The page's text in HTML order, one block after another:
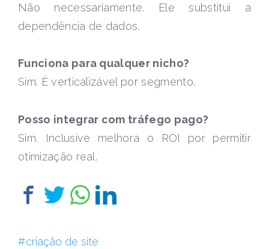
Não necessariamente. Ele substitui a
dependência de dados.
Funciona para qualquer nicho?
Sim. É verticalizável por segmento.
Posso integrar com tráfego pago?
Sim. Inclusive melhora o ROI por permitir
otimização real.
criação de site